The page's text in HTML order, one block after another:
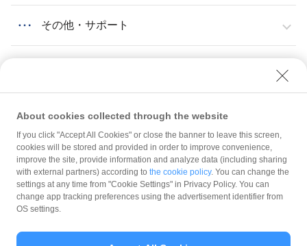
その他・サポート
QRコード・販促物
販促物（店頭用ステッカーなど）
「PayPayマネー限定」と書いてあるステッカーが届いた
規約
ガイドライン
About cookies collected through the website
If you click "Accept All Cookies" or close the banner to leave this screen,
cookies will be stored and provided in order to improve convenience,
improve the site, provide information and analyze data (including sharing
with external partners) according to the cookie policy. You can change the
settings at any time from "Cookie Settings" in Privacy Policy. You can
change app tracking preferences using the advertisement identifier from
OS settings.